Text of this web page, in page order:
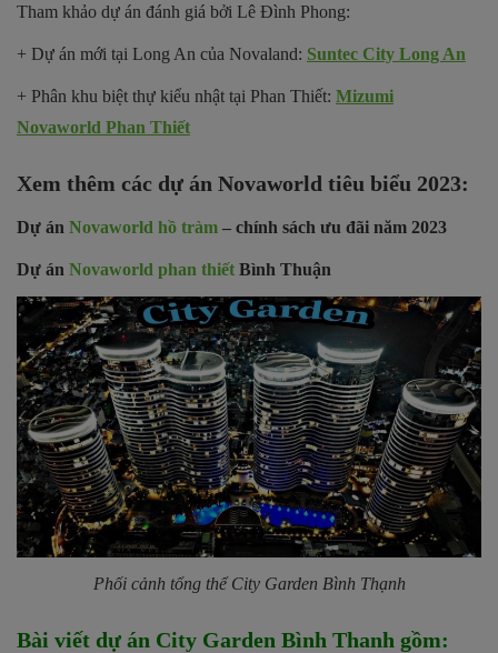
Tham khảo dự án đánh giá bởi Lê Đình Phong:
+ Dự án mới tại Long An của Novaland: Suntec City Long An
+ Phân khu biệt thự kiểu nhật tại Phan Thiết: Mizumi
Novaworld Phan Thiết
Xem thêm các dự án Novaworld tiêu biểu 2023:
Dự án Novaworld hồ tràm – chính sách ưu đãi năm 2023
Dự án Novaworld phan thiết Bình Thuận
Phối cảnh tổng thể City Garden Bình Thạnh
Bài viết dự án City Garden Bình Thanh gồm: